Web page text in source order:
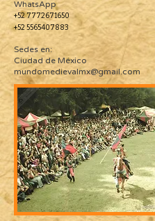
WhatsApp
+52 7772671650
+52 5565407883
Sedes en:
Ciudad de México
mundomedievalmx@gmail.com